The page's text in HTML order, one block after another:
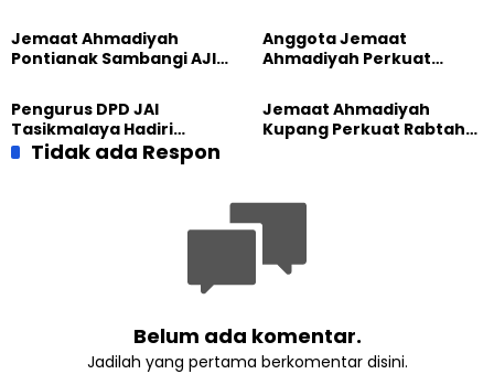
Komitmen Jaga
Kerukunan
Jemaat Ahmadiyah
Pontianak Sambangi AJI,
Anggota Jemaat
Ahmadiyah Perkuat
Lewat Learning and
Development Festival di
Yogyakarta
Pengurus DPD JAI
Tasikmalaya Hadiri
Konferancab IV PAC GP
Ansor Cihideung, Perkuat
Jemaat Ahmadiyah
Kupang Perkuat Rabtah
Tidak ada Respon
Belum ada komentar.
Jadilah yang pertama berkomentar disini.